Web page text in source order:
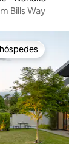
Bills Way
preferidos dos